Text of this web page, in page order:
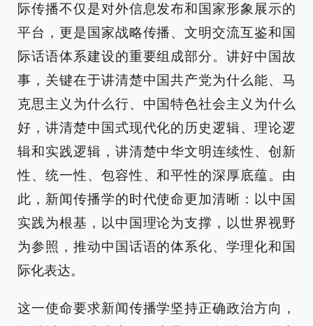
际传播不仅是对外信息发布和国家形象展示的
平台，更是国家战略传播、文明交流互鉴和国
际话语体系建设的重要组成部分。讲好中国故
事，关键在于讲清楚中国共产党为什么能、马
克思主义为什么行、中国特色社会主义为什么
好，讲清楚中国式现代化的历史逻辑、理论逻
辑和实践逻辑，讲清楚中华文明连续性、创新
性、统一性、包容性、和平性的深厚底蕴。由
此，新闻传播学的时代使命更加清晰：以中国
实践为根基，以中国理论为支撑，以世界视野
为参照，推动中国话语的体系化、学理化和国
际化表达。
这一使命要求新闻传播学坚持正确政治方向，